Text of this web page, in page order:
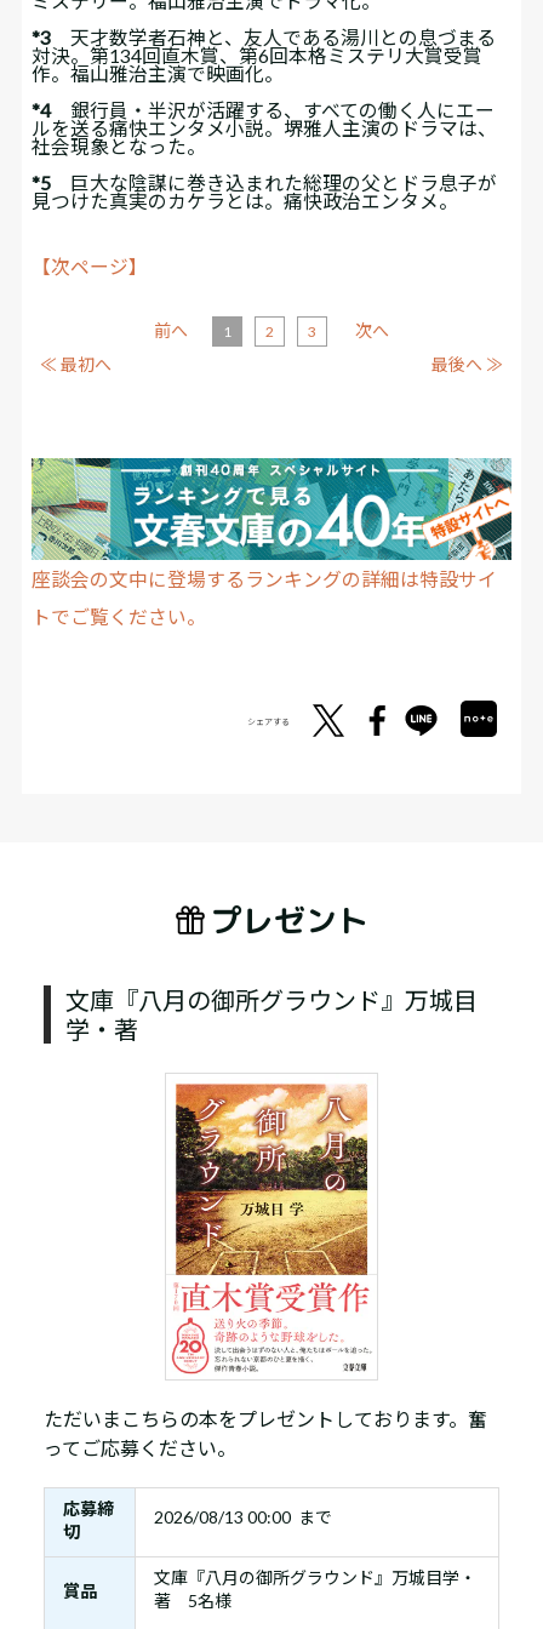
*3 天才数学者石神と、友人である湯川との息づまる
対決。第134回直木賞、第6回本格ミステリ大賞受賞
作。福山雅治主演で映画化。
*4銀行員・半沢が活躍する、すべての働く人にエー
ルを送る痛快エンタメ小説。堺雅人主演のドラマは、
社会現象となった。
*5 巨大な陰謀に巻き込まれた総理の父とドラ息子が
見つけた真実のカケラとは。痛快政治エンタメ。
【次ページ】
≪ 最初へ
前へ 1 2 3
次へ
最後へ ≫
座談会の文中に登場するランキングの詳細は特設サイ
トでご覧ください。
シェアする
プレゼント
文庫『八月の御所グラウンド』万城目
学・著
ただいまこちらの本をプレゼントしております。奮
ってご応募ください。
応募締
切
2026/08/13 00:00 まで
賞品
文庫『八月の御所グラウンド』万城目学・
著 5名様